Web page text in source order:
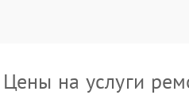
Цены на услуги